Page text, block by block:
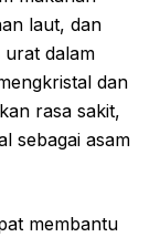
laut, dan
urat dalam
dan
rasa sakit,
sebagai asam
membantu